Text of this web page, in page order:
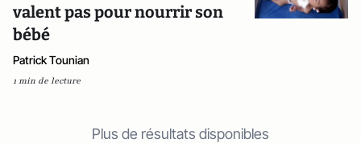
valent pas pour nourrir son
bébé
Patrick Tounian
1 min de lecture
Plus de résultats disponibles